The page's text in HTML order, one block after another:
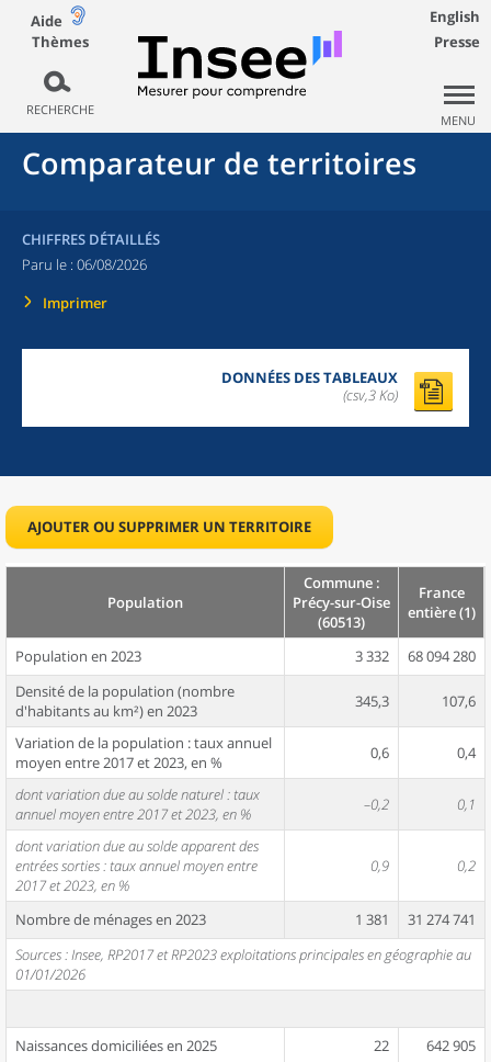
Aide
Thèmes
RECHERCHE
English
Presse
MENU
Comparateur de territoires
CHIFFRES DÉTAILLÉS
Paru le : 06/08/2026
Imprimer
DONNÉES DES TABLEAUX
(csv,3 Ko)
AJOUTER OU SUPPRIMER UN TERRITOIRE
Population
Commune :
Précy-sur-Oise
(60513)
France
entière (1)
Population en 2023 3 332
68 094 280
Densité de la population (nombre
d'habitants au km²) en 2023
345,3 107,6
Variation de la population : taux annuel
moyen entre 2017 et 2023, en %
0,6 0,4
dont variation due au solde naturel : taux
annuel moyen entre 2017 et 2023, en %
–0,2 0,1
dont variation due au solde apparent des
entrées sorties : taux annuel moyen entre
2017 et 2023, en %
0,9 0,2
Nombre de ménages en 2023 1 381
31 274 741
Sources : Insee, RP2017 et RP2023 exploitations principales en géographie au
01/01/2026
Naissances domiciliées en 2025 22
642 905